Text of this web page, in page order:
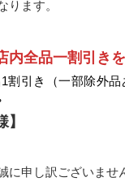
ります。
内全品一割引き
割引き（一部除外品
に申し訳ございませ